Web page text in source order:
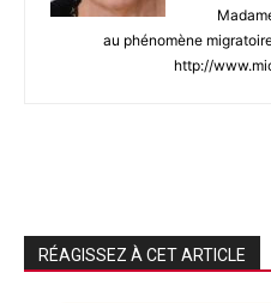
au phénomène
http://
RÉAGISSEZ À CET ARTICLE